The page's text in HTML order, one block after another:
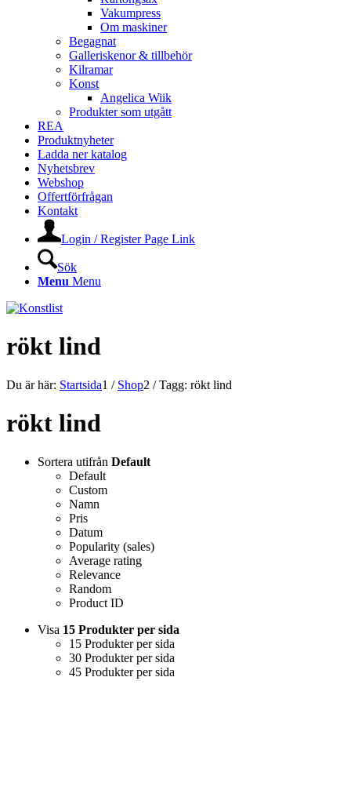
Vakumpress
Om maskiner
Begagnat
Galleriskenor & tillbehör
Kilramar
Konst
Angelica Wiik
Produkter som utgått
REA
Produktnyheter
Ladda ner katalog
Nyhetsbrev
Webshop
Offertförfrågan
Kontakt
Login / Register Page Link
Sök
Menu Menu
rökt lind
Du är här: Startsida1 / Shop2 / Tagg: rökt lind
rökt lind
Sortera utifrån Default
Default
Custom
Namn
Pris
Datum
Popularity (sales)
Average rating
Relevance
Random
Product ID
Visa 15 Produkter per sida
15 Produkter per sida
30 Produkter per sida
45 Produkter per sida